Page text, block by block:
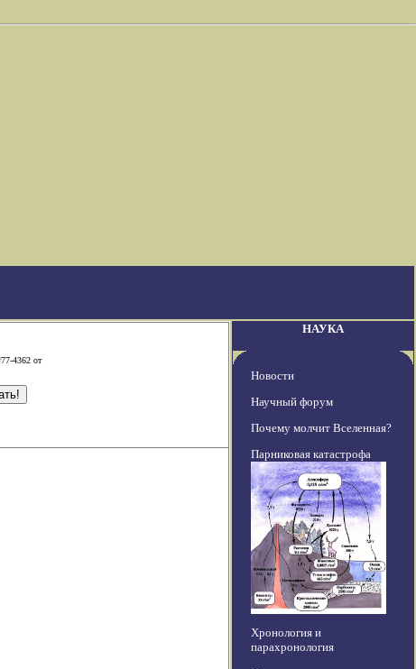
4362 от
НАУКА
Новости
Научный форум
Почему молчит Вселенная?
Парниковая катастрофа
Хронология и
парахронология